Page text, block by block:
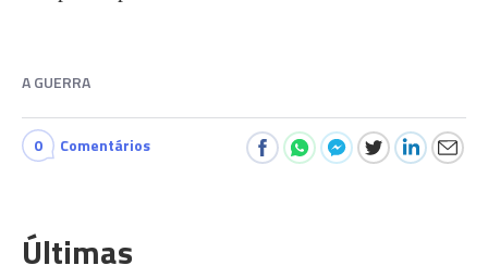
A GUERRA
0 Comentários
Últimas